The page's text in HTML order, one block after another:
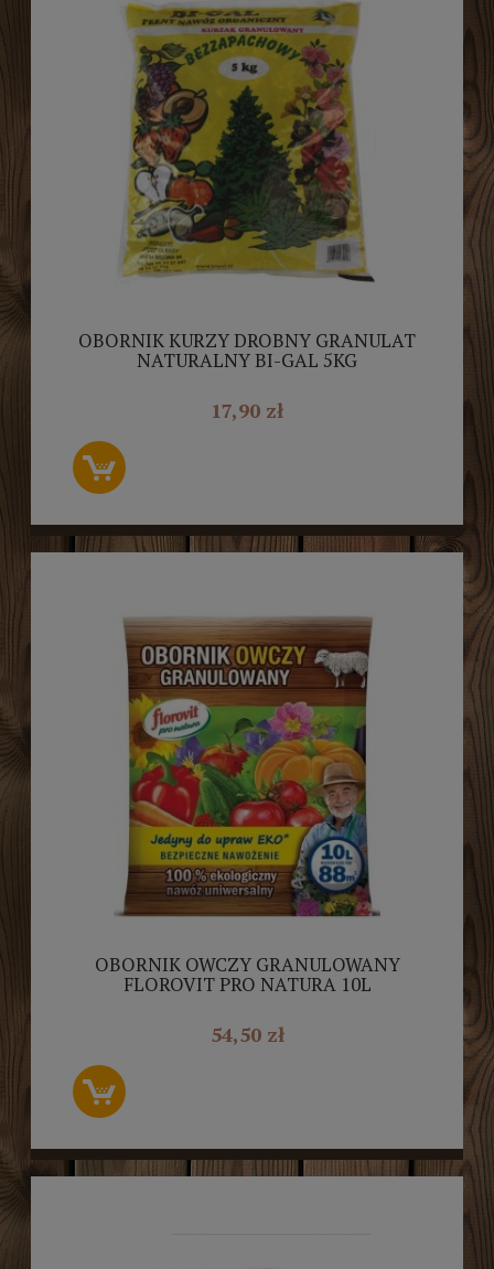
OBORNIK KURZY DROBNY GRANULAT
NATURALNY BI-GAL 5KG
17,90 zł
OBORNIK OWCZY GRANULOWANY
FLOROVIT PRO NATURA 10L
54,50 zł